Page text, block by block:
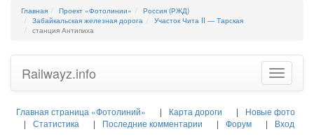
Главная Проект «Фотолинии»
Россия (РЖД)
Забайкальская железная дорога
Участок Чита II — Тарская
станция Антипиха
Toggle
Railwayz.info
Главная страница «Фотолиний» Карта дороги
Новые фото
Статистика
Последние комментарии Форум Вход